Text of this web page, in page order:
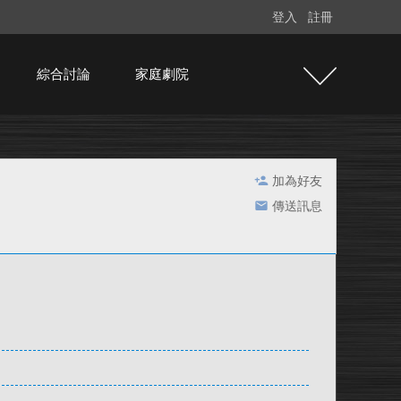
登入 註冊
綜合討論 家庭劇院
加為好友
傳送訊息